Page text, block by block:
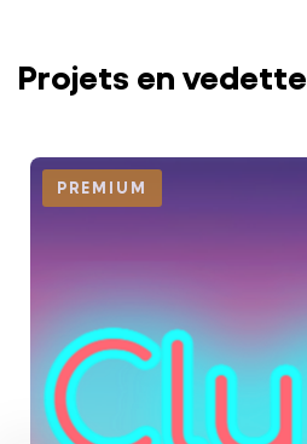
Projets en vedette
PREMIUM